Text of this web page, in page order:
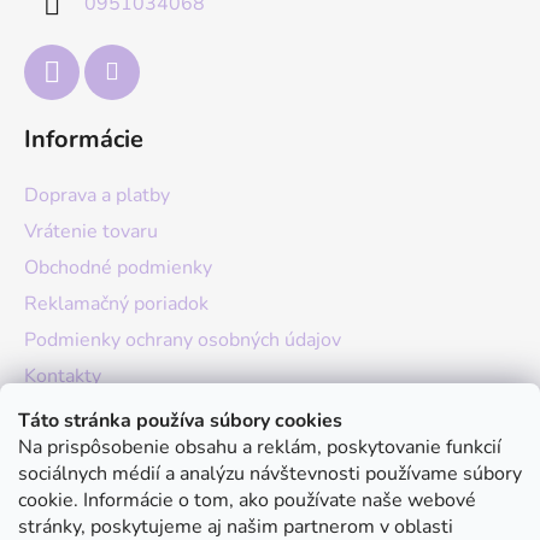
Táto stránka používa súbory cookies
Na prispôsobenie obsahu a reklám, poskytovanie funkcií
sociálnych médií a analýzu návštevnosti používame súbory
cookie. Informácie o tom, ako používate naše webové
stránky, poskytujeme aj našim partnerom v oblasti
Informácie
Doprava a platby
Vrátenie tovaru
Obchodné podmienky
Reklamačný poriadok
Podmienky ochrany osobných údajov
Kontakty
O nás
Hodnotenie obchodu
Moja objednávka